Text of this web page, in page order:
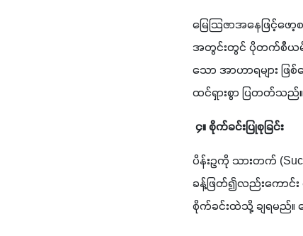
မြေသြဇာအနေဖြင့်ဖ
အတွင်းတွင် ပိုတက်စီယမ်
သော အာဟာရများ ဖ
ထင်ရှားစွာ ပြတတ်သည်။
၄။ စိုက်ခင်းပြုစုခြင်း
ပိန်းဥကို သားတက်
ခန့်ဖြတ်၍လည်းကောင်း
စိုက်ခင်းထဲသို့ ချရမည်။